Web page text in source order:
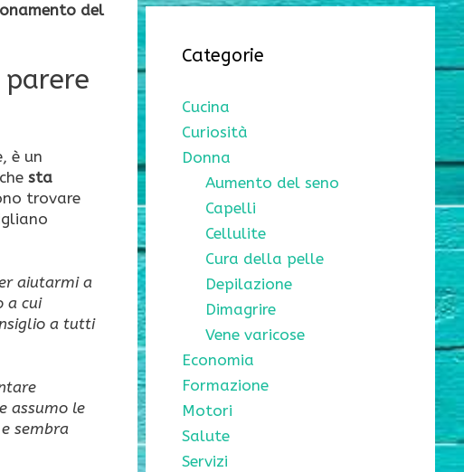
del
è un
sta
trovare
aiutarmi a
a cui
a tutti
assumo le
sembra
Categorie
Cucina
Curiosità
Donna
Aumento del seno
Capelli
Cellulite
Cura della pelle
Depilazione
Dimagrire
Vene varicose
Economia
Formazione
Motori
Salute
Servizi